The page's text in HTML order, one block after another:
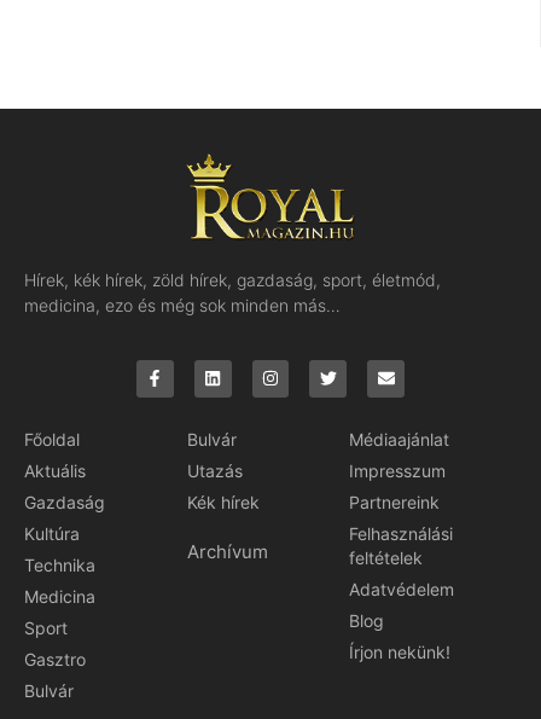
Hírek, kék hírek, zöld hírek, gazdaság, sport, életmód,
medicina, ezo és még sok minden más…
Főoldal
Aktuális
Gazdaság
Kultúra
Technika
Medicina
Sport
Gasztro
Bulvár
Bulvár
Utazás
Kék hírek
Archívum
Médiaajánlat
Impresszum
Partnereink
Felhasználási
feltételek
Adatvédelem
Blog
Írjon nekünk!